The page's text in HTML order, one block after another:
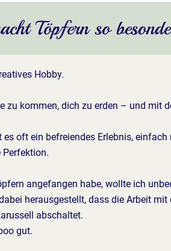
Töpfern so
Hobby.
zu kommen, dich zu erden – und mit
oft ein befreiendes Erlebnis, einfach
Perfektion.
angefangen habe, wollte ich
herausgestellt, dass die Arbeit mit
abschaltet.
gut.